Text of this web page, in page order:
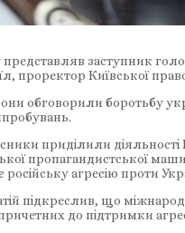
заступник
проректор Київської
обговорили боротьбу
приділили
пропагандистської
російську агресію проти
підкреслив, що
до підтримки